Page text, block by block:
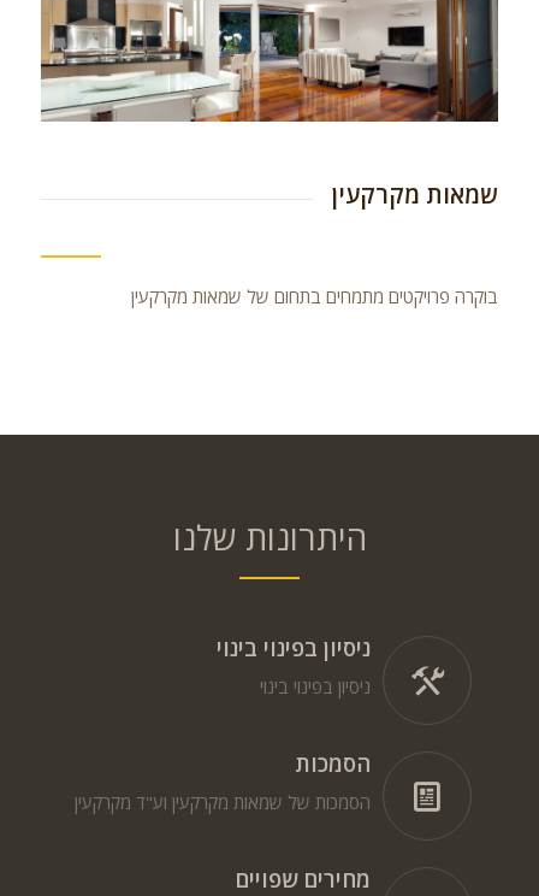
שמאות מקרקעין
בוקרה פרויקטים מתמחים בתחום של שמאות מקרקעין
היתרונות שלנו
ניסיון בפינוי בינוי
ניסיון בפינוי בינוי
הסמכות
הסמכות של שמאות מקרקעין וע"ד מקרקעין
מחירים שפויים